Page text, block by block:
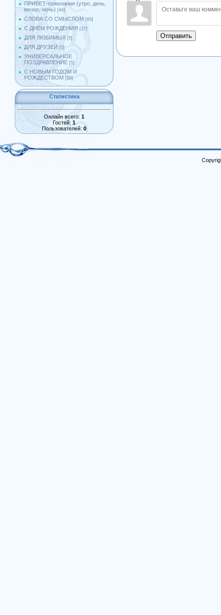
ПРИВЕТ-пожелания (утро, день,
вечер, ночь) [44]
СЛОВА СО СМЫСЛОМ [60]
С ДНЁМ РОЖДЕНИЯ [27]
ДЛЯ ЛЮБИМЫХ [5]
ДЛЯ ДРУЗЕЙ [5]
УНИВЕРСАЛЬНОЕ
ПОЗДРАВЛЕНИЕ [5]
С НОВЫМ ГОДОМ И
РОЖДЕСТВОМ [29]
Статистика
Онлайн всего: 1
Гостей: 1
Пользователей: 0
Отправить